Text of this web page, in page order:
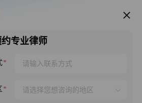
服务推荐
专业律师